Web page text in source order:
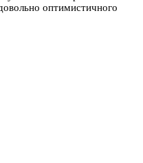
оптимистичного